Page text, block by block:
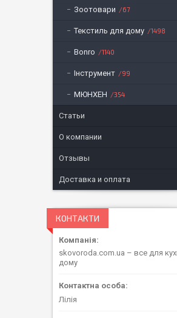
Зоотовари 67
Текстиль для дому 1498
Bonro 1140
Інструмент 99
МЮНХЕН 354
Статьи
О компании
Отзывы
Доставка и оплата
КОНТАКТИ
skovoroda.com.ua – все для
дому
Лілія